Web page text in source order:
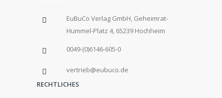
EuBuCo Verlag GmbH, Geheimrat-
Hummel-Platz 4, 65239 Hochheim
0049-(0)6146-605-0
vertrieb@eubuco.de
RECHTLICHES